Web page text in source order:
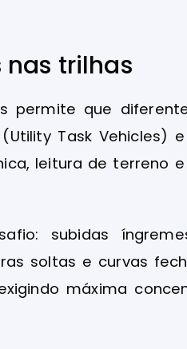
trilhas
permite que
Task Vehicles)
leitura de terreno
subidas
soltas e curvas
máxima